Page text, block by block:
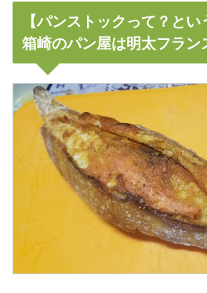
【パンストックって？とい
箱崎のパン屋は明太フラン